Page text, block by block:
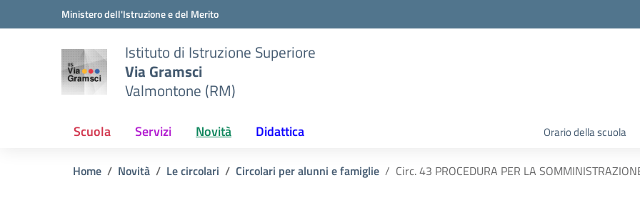
Vai ai contenuti
Vai al menu di navigazioneMinistero dell'Istruzione e del Merito
Istituto di Istruzione Superiore
Via Gramsci
Valmontone (RM)
Scuola Servizi Novità Didattica Orario della scuola
Home Novità Le circolari Circolari per alunni e famiglie Circ. 43 PROCEDURA PER LA